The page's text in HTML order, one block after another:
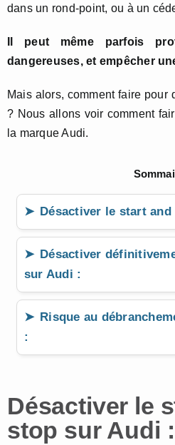
dans un rond-point, ou à un
Il peut même parfois
dangereuses, et empêcher
Mais alors, comment faire pour
? Nous allons voir comment
la marque Audi.
Désactiver le start
Désactiver
sur Audi :
Risque au
:
Désactiver le
stop sur Audi :